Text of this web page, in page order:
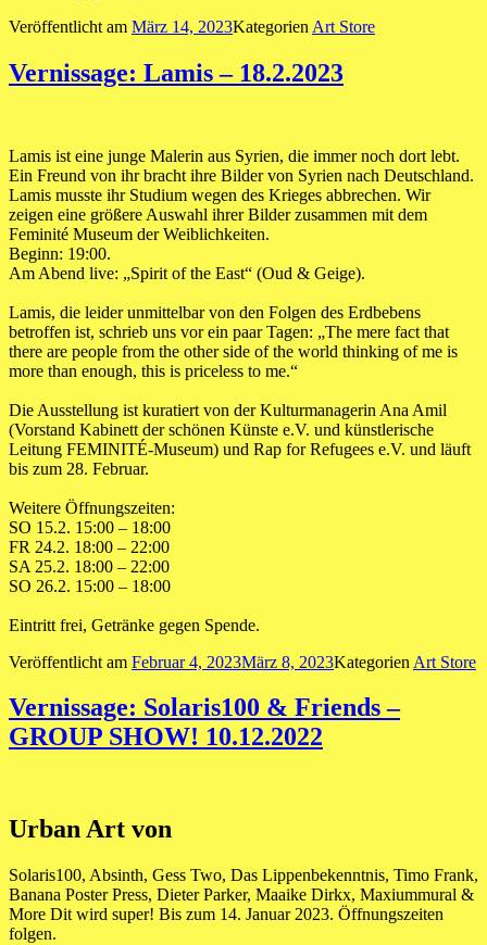
Veröffentlicht am März 14, 2023Kategorien Art Store
Vernissage: Lamis – 18.2.2023
Lamis ist eine junge Malerin aus Syrien, die immer noch dort lebt.
Ein Freund von ihr bracht ihre Bilder von Syrien nach Deutschland.
Lamis musste ihr Studium wegen des Krieges abbrechen. Wir
zeigen eine größere Auswahl ihrer Bilder zusammen mit dem
Feminité Museum der Weiblichkeiten.
Beginn: 19:00.
Am Abend live: „Spirit of the East“ (Oud & Geige).
Lamis, die leider unmittelbar von den Folgen des Erdbebens
betroffen ist, schrieb uns vor ein paar Tagen: „The mere fact that
there are people from the other side of the world thinking of me is
more than enough, this is priceless to me.“
Die Ausstellung ist kuratiert von der Kulturmanagerin Ana Amil
(Vorstand Kabinett der schönen Künste e.V. und künstlerische
Leitung FEMINITÉ-Museum) und Rap for Refugees e.V. und läuft
bis zum 28. Februar.
Weitere Öffnungszeiten:
SO 15.2. 15:00 – 18:00
FR 24.2. 18:00 – 22:00
SA 25.2. 18:00 – 22:00
SO 26.2. 15:00 – 18:00
Eintritt frei, Getränke gegen Spende.
Veröffentlicht am Februar 4, 2023März 8, 2023Kategorien Art Store
Vernissage: Solaris100 & Friends –
GROUP SHOW! 10.12.2022
Urban Art von
Solaris100, Absinth, Gess Two, Das Lippenbekenntnis, Timo Frank,
Banana Poster Press, Dieter Parker, Maaike Dirkx, Maxiummural &
More Dit wird super! Bis zum 14. Januar 2023. Öffnungszeiten
folgen.